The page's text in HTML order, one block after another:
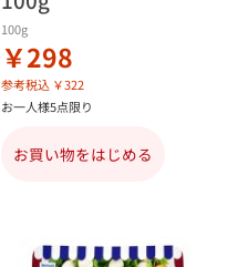
100g
￥298
参考税込 ￥322
お一人様5点限り
お買い物をはじめる